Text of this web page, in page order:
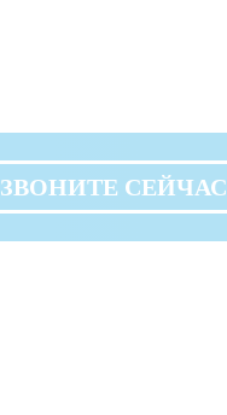
ЗВОНИТЕ СЕЙЧАС